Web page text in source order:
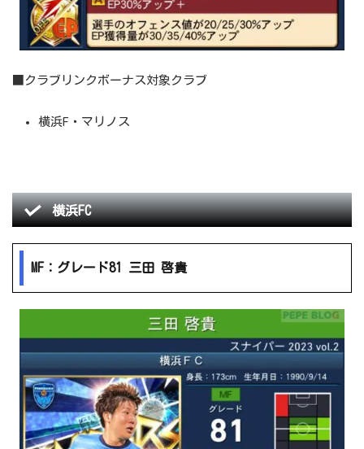
■クラブリンクボーナス対象クラブ
横浜F・マリノス
横浜FC
MF：グレード81 三田 啓貴